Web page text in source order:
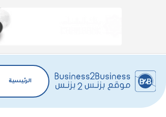
الرئيسية